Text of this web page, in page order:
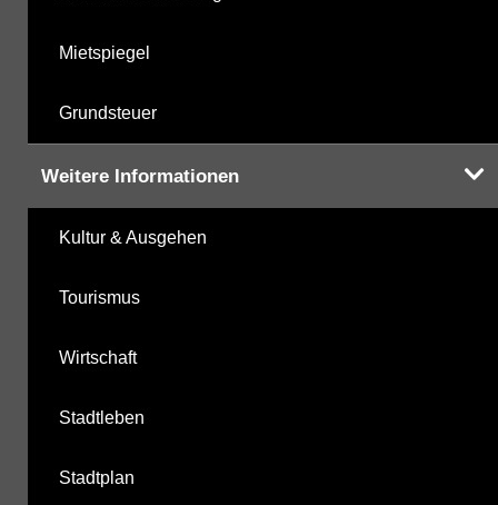
Mietspiegel
Grundsteuer
Weitere Informationen
Kultur & Ausgehen
Tourismus
Wirtschaft
Stadtleben
Stadtplan